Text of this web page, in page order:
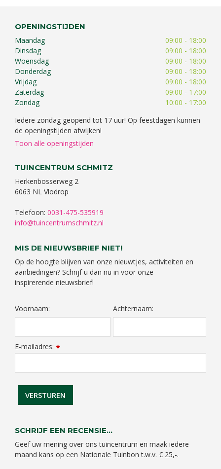
OPENINGSTIJDEN
Maandag
09:00 - 18:00
Dinsdag
09:00 - 18:00
Woensdag
09:00 - 18:00
Donderdag
09:00 - 18:00
Vrijdag
09:00 - 18:00
Zaterdag
09:00 - 17:00
Zondag
10:00 - 17:00
Iedere zondag geopend tot 17 uur! Op feestdagen kunnen
de openingstijden afwijken!
Toon alle openingstijden
TUINCENTRUM SCHMITZ
Herkenbosserweg 2
6063 NL Vlodrop
Telefoon: 0031-475-535919
info@tuincentrumschmitz.nl
MIS DE NIEUWSBRIEF NIET!
Op de hoogte blijven van onze nieuwtjes, activiteiten en
aanbiedingen? Schrijf u dan nu in voor onze
inspirerende nieuwsbrief!
Voornaam: Achternaam:
E-mailadres: *
SCHRIJF EEN RECENSIE...
Geef uw mening over ons tuincentrum en maak iedere
maand kans op een Nationale Tuinbon t.w.v. € 25,-.